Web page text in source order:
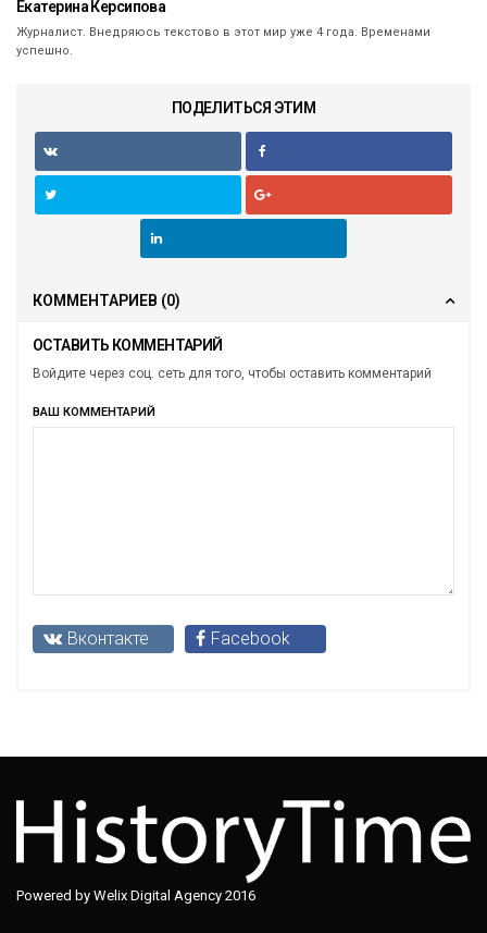
Екатерина Керсипова
Журналист. Внедряюсь текстово в этот мир уже 4 года. Временами
успешно.
ПОДЕЛИТЬСЯ ЭТИМ
КОММЕНТАРИЕВ (0)
ОСТАВИТЬ КОММЕНТАРИЙ
Войдите через соц. сеть для того, чтобы оставить комментарий
ВАШ КОММЕНТАРИЙ
Вконтакте Facebook
Powered by Welix Digital Agency 2016